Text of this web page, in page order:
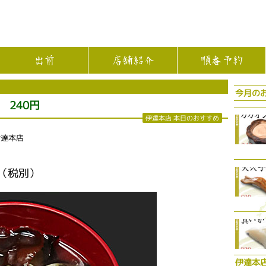
出前 店舗紹介 順番予約
240円
伊達本店 本日のおすすめ
本店
別）
今月の
伊達本